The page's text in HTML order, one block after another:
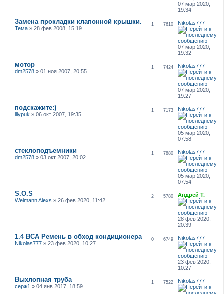
07 мар 2020,
19:34
Замена прокладки клапонной крышки.
Тема» 28 фев 2008, 15:19
1 7610 Nikolas777
07 мар 2020,
19:32
мотор
dm2578» 01 ноя 2007, 20:55
1 7424 Nikolas777
07 мар 2020,
19:27
подскажите:)
lllypuk » 06 окт 2007, 19:35
1 7173 Nikolas777
05 мар 2020,
07:58
стеклоподъемники
dm2578» 03 окт 2007, 20:02
1 7880 Nikolas777
05 мар 2020,
07:54
S.O.S
Weimann Alexs » 26 фев 2020, 11:42
2 5780 Андрей Т.
28 фев 2020,
20:39
1.4 BCA Ремень в обход кондиционера
Nikolas777» 23 фев 2020, 10:27
0 6749 Nikolas777
23 фев 2020,
10:27
Выхлопная труба
серж1 » 04 янв 2017, 18:59
1 7522 Nikolas777